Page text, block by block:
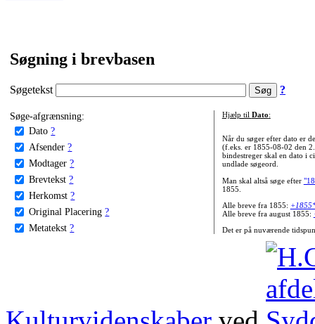
Søgning i brevbasen
Søgetekst ?
Søge-afgrænsning:
Dato ?
Afsender ?
Modtager ?
Brevtekst ?
Herkomst ?
Original Placering ?
Metatekst ?
Hjælp til Dato:
Når du søger efter dato er
(f.eks. er 1855-08-02 den
bindestreger skal en dato i
undlade søgeord.
Man skal altså søge efter
1855.
Alle breve fra 1855:
Alle breve fra august 1855:
Det er på nuværende